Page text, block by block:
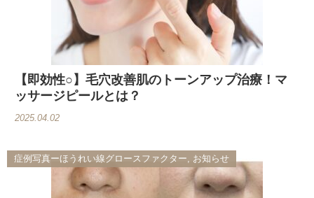
【即効性○】毛穴改善肌のトーンアップ治療！マ
ッサージピールとは？
2025.04.02
症例写真ーほうれい線グロースファクター, お知らせ